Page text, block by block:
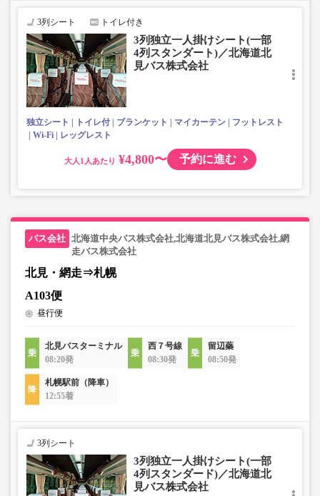
3列シート トイレ付き
3列独立一人掛けシート(一部
4列スタンダート)／北海道北
見バス株式会社
独立シート トイレ付 ブランケット マイカーテン
フットレスト
Wi-Fi
レッグレスト
大人 ¥4,800〜 予約に進む
北海道中央バス株式会社,北海道北見バス株式会社,網
走バス株式会社
北見・網走⇒札幌
A103便
昼行便
北見バスターミナル
08:20発
西７号線
08:30発
留辺蘂
08:50発
札幌駅前（降車）
12:55着
3列シート
3列独立一人掛けシート(一部
4列スタンダード)／北海道北
見バス株式会社